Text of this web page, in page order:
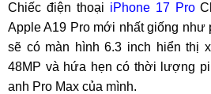
Chiếc điện thoại iPhone 17 Pro
Apple A19 Pro mới nhất giống như
sẽ có màn hình 6.3 inch hiển thị
48MP và hứa hẹn có thời lượng
anh Pro Max của mình.